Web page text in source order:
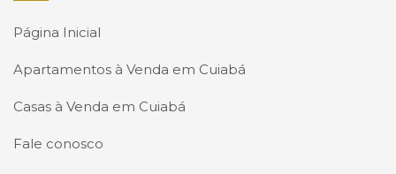
Página Inicial
Apartamentos à Venda em Cuiabá
Casas à Venda em Cuiabá
Fale conosco